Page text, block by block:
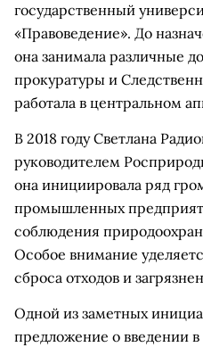
государственный
«Правоведение». До
она занимала различные
прокуратуры и
работала в центральном
В 2018 году Светлана
руководителем
она инициировала ряд
промышленных
соблюдения
Особое внимание
сброса отходов и
Одной из заметных
предложение о введении